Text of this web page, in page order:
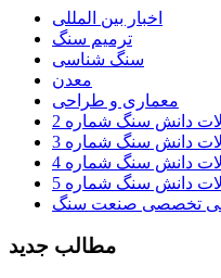
اخبار بین المللی
ترمیم سنگ
سنگ شناسی
معدن
معماری و طراحی
دانش سنگ شماره 2
دانش سنگ شماره 3
دانش سنگ شماره 4
دانش سنگ شماره 5
تخصصی صنعت سنگ
مطالب جدید